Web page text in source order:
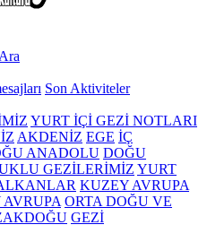
Son Aktiviteler
YURT İÇİ GEZİ NOTLARI
AKDENİZ EGE İÇ
ANADOLU DOĞU
GEZİLERİMİZ YURT
KUZEY AVRUPA
ORTA DOĞU VE
GEZİ